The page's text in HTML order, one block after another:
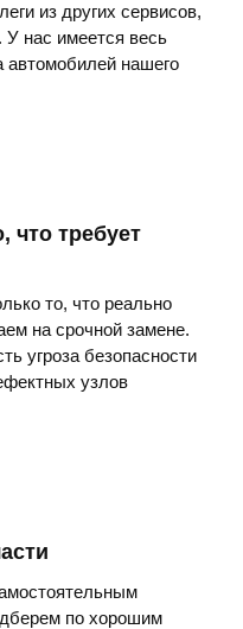
из других сервисов,
нас имеется весь
автомобилей нашего
что требует
то, что реально
на срочной замене.
угроза безопасности
узлов
по хорошим